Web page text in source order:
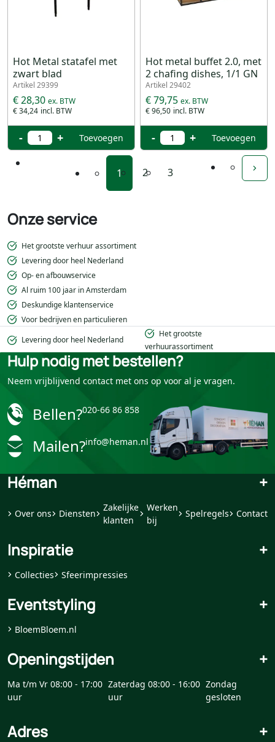
Onze service
Het grootste verhuur assortiment
Levering door heel Nederland
Op- en afbouwservice
Al ruim 100 jaar in Amsterdam
Deskundige klantenservice
Voor bedrijven en particulieren
Hot Metal statafel met
zwart blad
Artikel 29399
€ 34,24
€ 28,30
- + Toevoegen
Hot metal buffet 2.0, met
2 chafing dishes, 1/1 GN
Artikel 29402
€ 96,50
€ 79,75
- + Toevoegen
1 2 3
Levering door heel Nederland
Het grootste
verhuurassortiment
Hulp nodig met bestellen?
Neem vrijblijvend contact met ons op voor al je vragen.
Bellen?020-66 86 858
Mailen?info@heman.nl
Héman +
Over ons Diensten
Zakelijke
klanten
Werken
bij
Spelregels Contact
Inspiratie +
Collecties Sfeerimpressies
Eventstyling +
BloemBloem.nl
Openingstijden +
Ma t/m Vr 08:00 - 17:00
uur
Zaterdag 08:00 - 16:00
uur
Zondag
gesloten
Adres +